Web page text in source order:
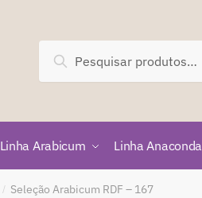
por:
Pesquisar
Linha Arabicum Linha Anaconda
/ Seleção Arabicum RDF – 167